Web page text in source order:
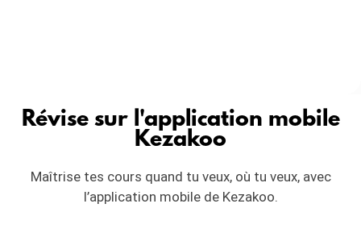
Révise sur l'application mobile
Kezakoo
Maîtrise tes cours quand tu veux, où tu veux, avec
l’application mobile de Kezakoo.